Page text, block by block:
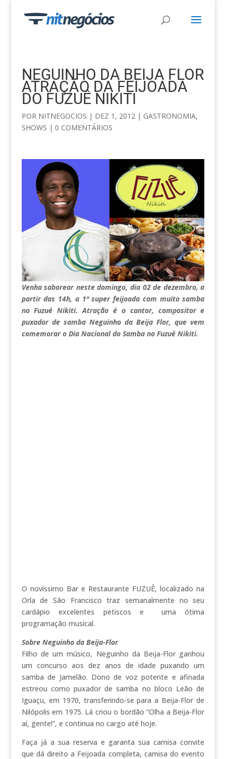
NEGUINHO DA BEIJA FLOR
ATRAÇÃO DA FEIJOADA
DO FUZUÊ NIKITI
POR NITNEGOCIOS | DEZ 1, 2012| GASTRONOMIA,
SHOWS | 0 COMENTÁRIOS
Venha saborear neste domingo, dia 02 de dezembro, a
partir das 14h, a 1ª super feijoada com muito samba
no Fuzuê Nikiti. Atração é o cantor, compositor e
puxador de samba Neguinho da Beija Flor, que vem
comemorar o Dia Nacional do Samba no Fuzuê Nikiti.
O novíssimo Bar e Restaurante FUZUÊ, localizado na
Orla de São Francisco traz semanalmente no seu
cardápio excelentes petiscos e uma ótima
programação musical.
Sobre Neguinho da Beija-Flor
Filho de um músico, Neguinho da Beija-Flor ganhou
um concurso aos dez anos de idade puxando um
samba de Jamelão. Dono de voz potente e afinada
estreou como puxador de samba no bloco Leão de
Iguaçu, em 1970, transferindo-se para a Beija-Flor de
Nilópolis em 1975. Lá criou o bordão “Olha a Beija-Flor
aí, gente!”, e continua no cargo até hoje.
Faça já a sua reserva e garanta sua camisa convite
que dá direito a Feijoada completa, camisa do evento